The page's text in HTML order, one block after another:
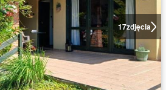
17zdjęcia